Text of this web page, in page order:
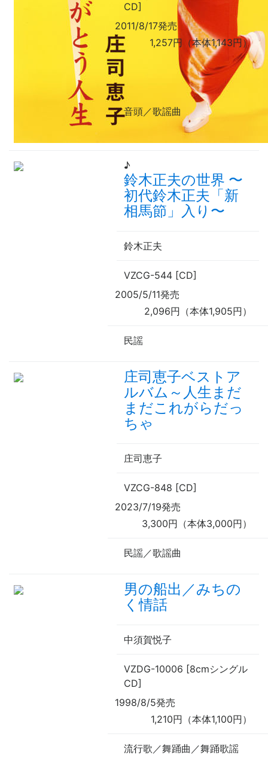
CD]
2011/8/17発売
1,257円（本体1,143円）
音頭／歌謡曲
♪
鈴木正夫の世界 〜
初代鈴木正夫「新
相馬節」入り 〜
鈴木正夫
VZCG-544 [CD]
2005/5/11発売
2,096円（本体1,905円）
民謡
庄司恵子ベストア
ルバム～人生まだ
まだこれがらだっ
ちゃ
庄司恵子
VZCG-848 [CD]
2023/7/19発売
3,300円（本体3,000円）
民謡／歌謡曲
男の船出／みちの
く情話
中須賀悦子
VZDG-10006 [8cmシングル
CD]
1998/8/5発売
1,210円（本体1,100円）
流行歌／舞踊曲／舞踊歌謡